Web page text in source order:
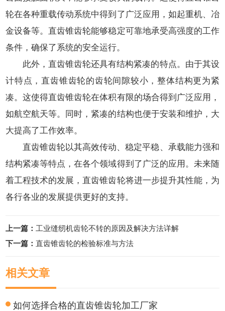
轮在各种重载传动系统中得到了广泛应用，如起重机、冶
金设备等。直齿锥齿轮能够稳定可靠地承受高强度的工作
条件，确保了系统的安全运行。
此外，直齿锥齿轮还具有结构紧凑的特点。由于其设
计特点，直齿锥齿轮的齿轮间隙较小，整体结构更为紧
凑。这使得直齿锥齿轮在体积有限的场合得到广泛应用，
如航空航天等。同时，紧凑的结构也便于安装和维护，大
大提高了工作效率。
直齿锥齿轮以其高效传动、稳定平稳、承载能力强和
结构紧凑等特点，在各个领域得到了广泛的应用。未来随
着工程技术的发展，直齿锥齿轮将进一步提升其性能，为
各行各业的发展提供更好的支持。
上一篇： 工业缝纫机齿轮不转的原因及解决方法详解
下一篇：直齿锥齿轮的检验标准与方法
相关文章
如何选择合格的直齿锥齿轮加工厂家